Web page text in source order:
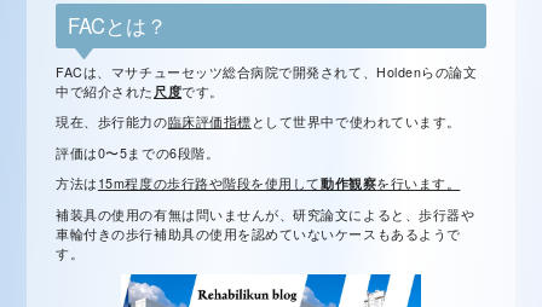
FACとは？
FACは、マサチューセッツ総合病院で開発されて、Holdenらの論文
中で紹介された 尺度です。
現在、歩行能力の臨床評価指標 として世界中で使われています。
評価は0〜5までの6段階。
方法は 15m程度の歩行路や階段を使用して動作観察を行います。
補装具の使用の有無は問いませんが、研究論文によると、歩行器や
車輪付きの歩行補助具の使用を認めていないケースもあるようで
す。